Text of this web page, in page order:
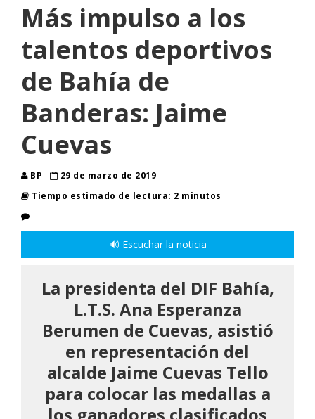
Más impulso a los
talentos deportivos
de Bahía de
Banderas: Jaime
Cuevas
BP
29 de marzo de 2019
Tiempo estimado de lectura: 2 minutos
🔊 Escuchar la noticia
La presidenta del DIF Bahía,
L.T.S. Ana Esperanza
Berumen de Cuevas, asistió
en representación del
alcalde Jaime Cuevas Tello
para colocar las medallas a